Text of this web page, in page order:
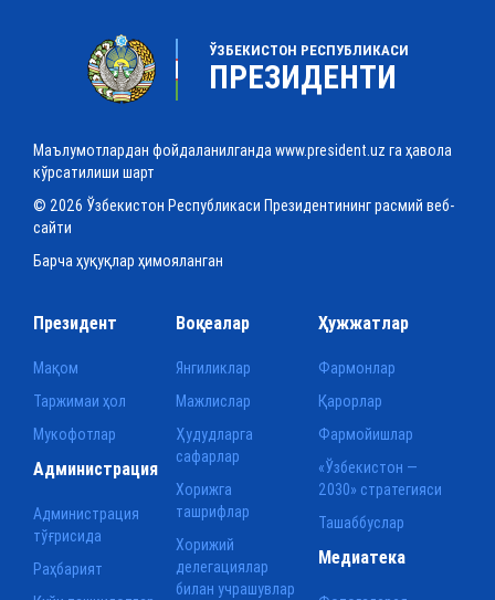
ЎЗБЕКИСТОН РЕСПУБЛИКАСИ
ПРЕЗИДЕНТИ
Маълумотлардан фойдаланилганда www.president.uz га ҳавола
кўрсатилиши шарт
© 2026 Ўзбекистон Республикаси Президентининг расмий веб-
сайти
Барча ҳуқуқлар ҳимояланган
Президент
Мақом
Таржимаи ҳол
Мукофотлар
Воқеалар
Янгиликлар
Мажлислар
Ҳудудларга
сафарлар
Хорижга
ташрифлар
Хорижий
делегациялар
билан учрашувлар
Ҳужжатлар
Фармонлар
Қарорлар
Фармойишлар
«Ўзбекистон —
2030» стратегияси
Ташаббуслар
Администрация
Администрация
тўғрисида
Раҳбарият
Медиатека